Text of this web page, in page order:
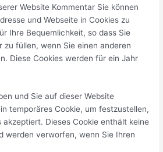
Website Kommentar Sie können
und Webseite in Cookies zu
Ihre Bequemlichkeit, so dass Sie
zu füllen, wenn Sie einen anderen
Diese Cookies werden für ein Jahr
und Sie auf dieser Website
temporäres Cookie, um festzustellen,
akzeptiert. Dieses Cookie enthält keine
werden verworfen, wenn Sie Ihren